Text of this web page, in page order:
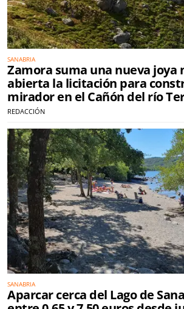
SANABRIA
Zamora suma una nueva joya
abierta la licitación para
mirador en el Cañón del río
REDACCIÓN
SANABRIA
Aparcar cerca del Lago de